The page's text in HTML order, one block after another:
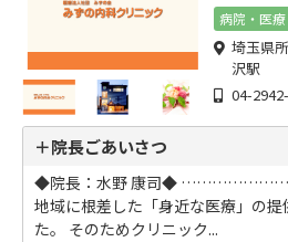
病院・医療
埼玉県
沢駅
04-
＋院長ごあいさつ
◆院長：水野 康司◆
地域に根差した「身近な医療」の
た。 そのためクリニック...